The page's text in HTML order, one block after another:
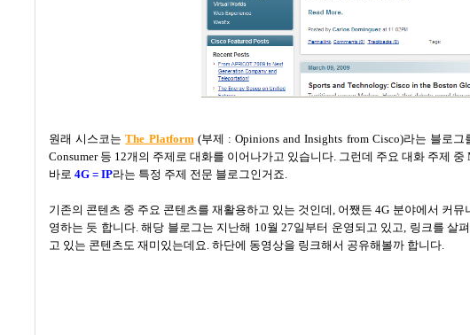
원래 시스코는 The Platform (부제 : Opinions and Insights from Cisco)라는 블로그
Consumer 등 12개의 주제로 대화를 이어나가고 있습니다. 그런데 주요 대화 주제 중
바로 4G = IP라는 특정 주제 전문 블로그인거죠.
기존의 콘텐츠 중 주요 콘텐츠를 재활용하고 있는 것인데, 어쨌든 4G 분야에서 커뮤
영하는 듯 합니다.해당 블로그는 지난해 10월 27일부터 운영되고 있고, 링크를 살
고 있는 콘텐츠도 재미있는데요. 하단에 동영상을 링크해서 공유해볼까 합니다.